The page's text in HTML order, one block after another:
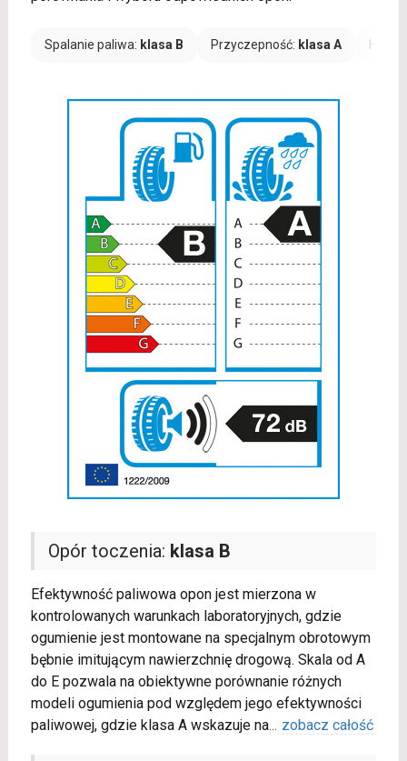
Spalanie paliwa: klasa B Przyczepność: klasa A Hałas:
Opór toczenia: klasa B
Efektywność paliwowa opon jest mierzona w
kontrolowanych warunkach laboratoryjnych, gdzie
ogumienie jest montowane na specjalnym obrotowym
bębnie imitującym nawierzchnię drogową. Skala od A
do E pozwala na obiektywne porównanie różnych
modeli ogumienia pod względem jego efektywności
paliwowej, gdzie klasa A wskazuje na... zobacz całość